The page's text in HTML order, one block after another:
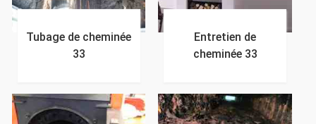
Tubage de cheminée
33
Entretien de
cheminée 33